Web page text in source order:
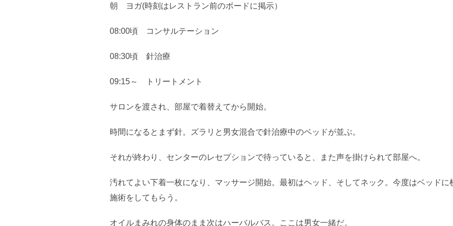
朝 ヨガ(時刻はレストラン前のボードに掲示）
08:00頃 コンサルテーション
08:30頃 針治療
09:15～ トリートメント
サロンを渡され、部屋で着替えてから開始。
時間になるとまず針。ズラリと男女混合で針治療中のベッドが並ぶ。
それが終わり、センターのレセプションで待っていると、また声を掛けられて部屋へ。
汚れてよい下着一枚になり、マッサージ開始。最初はヘッド、そしてネック。今度はベッドに
施術をしてもらう。
オイルまみれの身体のまま次はハーバルバス。ここは男女一緒だ。